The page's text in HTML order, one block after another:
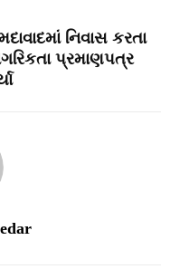
નિવાસ કરતા
પ્રમાણપત્ર